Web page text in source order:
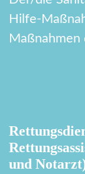
Hilfe-
und